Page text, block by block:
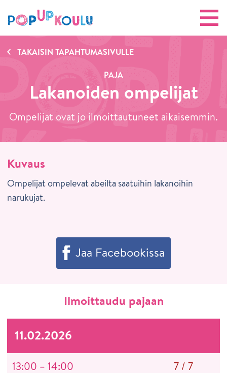
TAKAISIN TAPAHTUMASIVULLE
PAJA
Lakanoiden ompelijat
Ompelijat ovat jo ilmoittautuneet aikaisemmin.
Kuvaus
Ompelijat ompelevat abeilta saatuihin lakanoihin
narukujat.
Jaa Facebookissa
Ilmoittaudu pajaan
11.02.2026
13:00 – 14:00 7/ 7